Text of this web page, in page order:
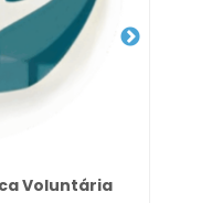
Voluntária